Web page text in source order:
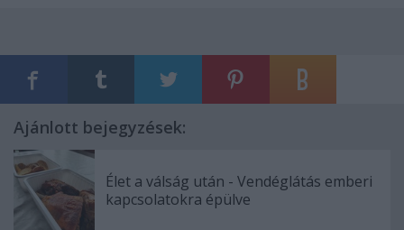
Ajánlott bejegyzések:
Élet a válság után - Vendéglátás emberi
kapcsolatokra épülve